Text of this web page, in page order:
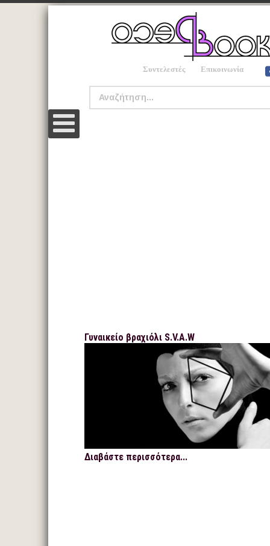
Συντελεστές Επικοινωνία
Γυναικείο βραχιόλι S.V.A.W
Διαβάστε περισσότερα...